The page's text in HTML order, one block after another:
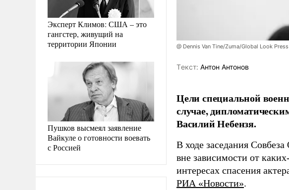
Эксперт Климов: США – это
гангстер, живущий на
территории Японии
Пушков высмеял заявление
Вайкуле о готовности воевать
с Россией
@ Dennis Van Tine/Zuma/Global Look Press
Tекст: Антон Антонов
Цели специальной
случае,
Василий Небензя.
В ходе заседания
вне зависимости от
интересах спасения
РИА «Новости».